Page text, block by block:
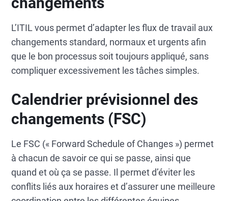
L’ITIL vous permet d’adapter les flux de travail aux
changements standard, normaux et urgents afin
que le bon processus soit toujours appliqué, sans
compliquer excessivement les tâches simples.
Calendrier prévisionnel des
changements (FSC)
Le FSC (« Forward Schedule of Changes ») permet
à chacun de savoir ce qui se passe, ainsi que
quand et où ça se passe. Il permet d’éviter les
conflits liés aux horaires et d’assurer une meilleure